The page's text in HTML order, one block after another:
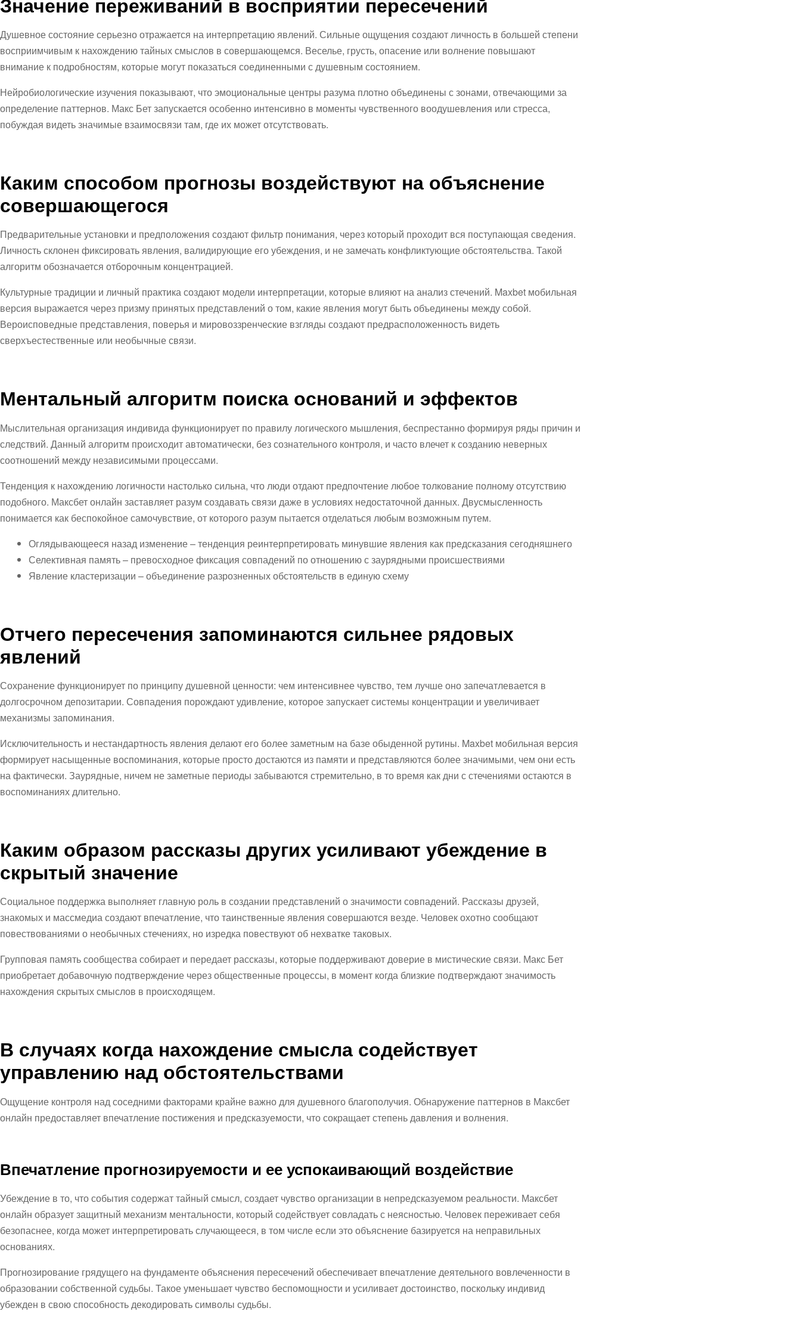
Душевное состояние серьезно отражается на интерпретацию явлений. Сильные ощущения создают личность в большей степени
восприимчивым к нахождению тайных смыслов в совершающемся. Веселье, грусть, опасение или волнение повышают
внимание к подробностям, которые могут показаться соединенными с душевным состоянием.
Нейробиологические изучения показывают, что эмоциональные центры разума плотно объединены с зонами, отвечающими за
определение паттернов. Макс Бет запускается особенно интенсивно в моменты чувственного воодушевления или стресса,
побуждая видеть значимые взаимосвязи там, где их может отсутствовать.
Каким способом прогнозы воздействуют на объяснение
совершающегося
Предварительные установки и предположения создают фильтр понимания, через который проходит вся поступающая сведения.
Личность склонен фиксировать явления, валидирующие его убеждения, и не замечать конфликтующие обстоятельства. Такой
алгоритм обозначается отборочным концентрацией.
Культурные традиции и личный практика создают модели интерпретации, которые влияют на анализ стечений. Maxbet мобильная
версия выражается через призму принятых представлений о том, какие явления могут быть объединены между собой.
Вероисповедные представления, поверья и мировоззренческие взгляды создают предрасположенность видеть
сверхъестественные или необычные связи.
Ментальный алгоритм поиска оснований и эффектов
Мыслительная организация индивида функционирует по правилу логического мышления, беспрестанно формируя ряды причин и
следствий. Данный алгоритм происходит автоматически, без сознательного контроля, и часто влечет к созданию неверных
соотношений между независимыми процессами.
Тенденция к нахождению логичности настолько сильна, что люди отдают предпочтение любое толкование полному отсутствию
подобного. Максбет онлайн заставляет разум создавать связи даже в условиях недостаточной данных. Двусмысленность
понимается как беспокойное самочувствие, от которого разум пытается отделаться любым возможным путем.
Оглядывающееся назад изменение – тенденция реинтерпретировать минувшие явления как предсказания сегодняшнего
Селективная память – превосходное фиксация совпадений по отношению с заурядными происшествиями
Явление кластеризации – объединение разрозненных обстоятельств в единую схему
Отчего пересечения запоминаются сильнее рядовых
явлений
Сохранение функционирует по принципу душевной ценности: чем интенсивнее чувство, тем лучше оно запечатлевается в
долгосрочном депозитарии. Совпадения порождают удивление, которое запускает системы концентрации и увеличивает
механизмы запоминания.
Исключительность и нестандартность явления делают его более заметным на базе обыденной рутины. Maxbet мобильная версия
формирует насыщенные воспоминания, которые просто достаются из памяти и представляются более значимыми, чем они есть
на фактически. Заурядные, ничем не заметные периоды забываются стремительно, в то время как дни с стечениями остаются в
воспоминаниях длительно.
Каким образом рассказы других усиливают убеждение в
скрытый значение
Социальное поддержка выполняет главную роль в создании представлений о значимости совпадений. Рассказы друзей,
знакомых и массмедиа создают впечатление, что таинственные явления совершаются везде. Человек охотно сообщают
повествованиями о необычных стечениях, но изредка повествуют об нехватке таковых.
Групповая память сообщества собирает и передает рассказы, которые поддерживают доверие в мистические связи. Макс Бет
приобретает добавочную подтверждение через общественные процессы, в момент когда близкие подтверждают значимость
нахождения скрытых смыслов в происходящем.
В случаях когда нахождение смысла содействует
управлению над обстоятельствами
Ощущение контроля над соседними факторами крайне важно для душевного благополучия. Обнаружение паттернов в Максбет
онлайн предоставляет впечатление постижения и предсказуемости, что сокращает степень давления и волнения.
Впечатление прогнозируемости и ее успокаивающий воздействие
Убеждение в то, что события содержат тайный смысл, создает чувство организации в непредсказуемом реальности. Максбет
онлайн образует защитный механизм ментальности, который содействует совладать с неясностью. Человек переживает себя
безопаснее, когда может интерпретировать случающееся, в том числе если это объяснение базируется на неправильных
основаниях.
Прогнозирование грядущего на фундаменте объяснения пересечений обеспечивает впечатление деятельного вовлеченности в
образовании собственной судьбы. Такое уменьшает чувство беспомощности и усиливает достоинство, поскольку индивид
убежден в свою способность декодировать символы судьбы.